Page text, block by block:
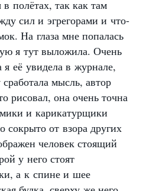
полётах, так как там
сил и эгрегорами и что-
На глаза мне попалась
я тут выложила. Очень
я её увидела в журнале,
мысль, автор
рисовал, она очень точна
и карикатурщики
сокрыто от взора других
человек стоящий
у него стоят
а к спине и шее